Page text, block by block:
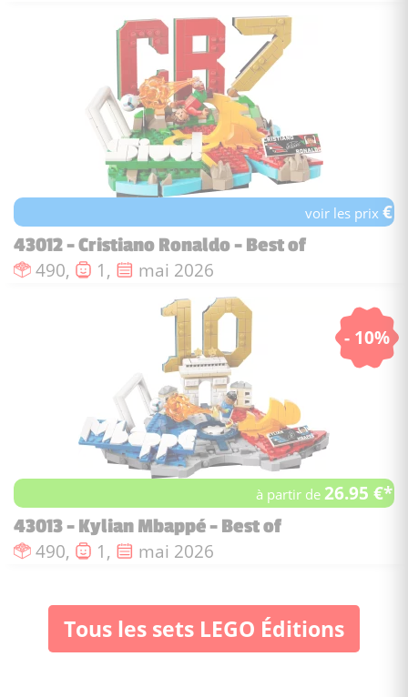
voir les prix€
43012 - Cristiano Ronaldo - Best of
Nombre de pièces :
490, Nombre de figurines :
1, Date de sortie :
mai 2026
- 10%
à partir de26.95 €*
43013 - Kylian Mbappé - Best of
Nombre de pièces :
490, Nombre de figurines :
1, Date de sortie :
mai 2026
Tous les sets LEGO Éditions